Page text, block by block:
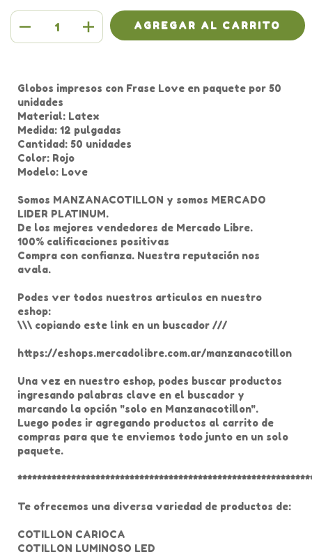
Globos impresos con Frase Love en paquete por 50
unidades
Material: Latex
Medida: 12 pulgadas
Cantidad: 50 unidades
Color: Rojo
Modelo: Love
Somos MANZANACOTILLON y somos MERCADO
LIDER PLATINUM.
De los mejores vendedores de Mercado Libre.
100% calificaciones positivas
Compra con confianza. Nuestra reputación nos
avala.
Podes ver todos nuestros articulos en nuestro
eshop:
\\\ copiando este link en un buscador ///
https://eshops.mercadolibre.com.ar/manzanacotillon
Una vez en nuestro eshop, podes buscar productos
ingresando palabras clave en el buscador y
marcando la opción "solo en Manzanacotillon".
Luego podes ir agregando productos al carrito de
compras para que te enviemos todo junto en un solo
paquete.
Te ofrecemos una diversa variedad de productos de:
COTILLON CARIOCA
COTILLON LUMINOSO LED